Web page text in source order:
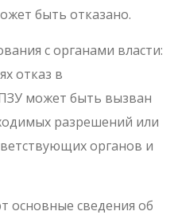
быть отказано.
с органами власти:
отказ в
может быть вызван
разрешений или
органов и
основные сведения об